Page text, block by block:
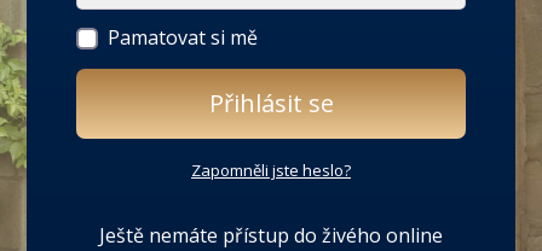
Pamatovat si mě
Přihlásit se
Zapomněli jste heslo?
Ještě nemáte přístup do živého online